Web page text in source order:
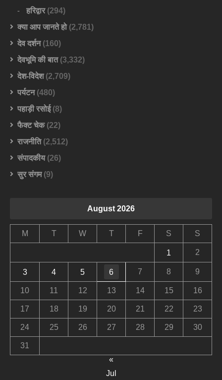
हरिद्वार(294)
क्या आप जानते हो(2,781)
देव दर्शन(160)
देवभूमि की बात(3,332)
देश-विदेश(2,709)
पर्यटन(480)
पहाड़ी रसोई(8)
फैक्ट चेक(22)
राजनीति(2,512)
संपादकीय(26)
सुर संगम(9)
August 2026
M T W T F S S
1 2
3 4 5 6 7 8 9
10 11 12 13 14 15 16
17 18 19 20 21 22 23
24 25 26 27 28 29 30
31
«
Jul